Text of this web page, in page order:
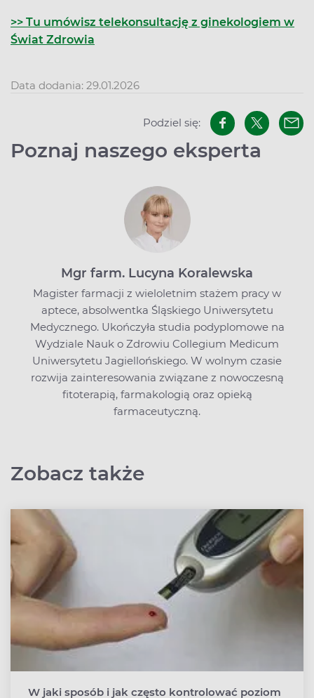
>> Tu umówisz telekonsultację z ginekologiem w
Świat Zdrowia
Data dodania: 29.01.2026
Podziel się:
Poznaj naszego eksperta
Mgr farm. Lucyna Koralewska
Magister farmacji z wieloletnim stażem pracy w
aptece, absolwentka Śląskiego Uniwersytetu
Medycznego. Ukończyła studia podyplomowe na
Wydziale Nauk o Zdrowiu Collegium Medicum
Uniwersytetu Jagiellońskiego. W wolnym czasie
rozwija zainteresowania związane z nowoczesną
fitoterapią, farmakologią oraz opieką
farmaceutyczną.
Zobacz także
W jaki sposób i jak często kontrolować poziom